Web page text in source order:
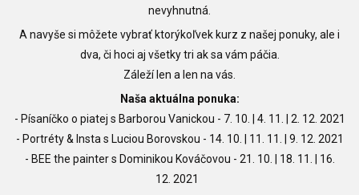
nevyhnutná.
A navyše si môžete vybrať ktorýkoľvek kurz z našej ponuky, ale i
dva, či hoci aj všetky tri ak sa vám páčia.
Záleží len a len na vás.
Naša aktuálna ponuka:
- Písaníčko o piatej s Barborou Vanickou - 7. 10. | 4. 11. | 2. 12. 2021
- Portréty & Insta s Luciou Borovskou - 14. 10. | 11. 11. | 9. 12. 2021
- BEE the painter s Dominikou Kováčovou - 21. 10. | 18. 11. | 16.
12. 2021